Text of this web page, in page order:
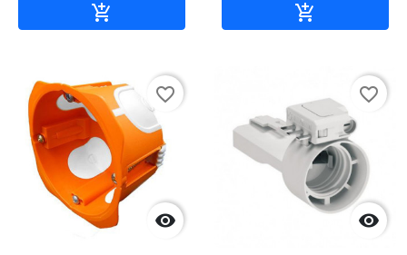
 

favorite_border

favorite_border